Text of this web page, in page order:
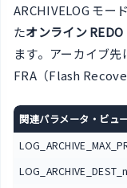
ARCHIVELOG モー
たオンライン
ます。アーカイブ
FRA（Flash
関連パラメータ・ビュ
LOG_ARCHIVE_DEST_n